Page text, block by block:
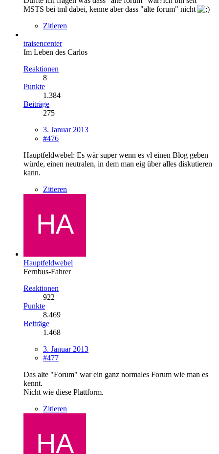
MSTS bei tml dabei, kenne aber dass "alte forum" nicht
Zitieren
traisencenter
Im Leben des Carlos
Reaktionen
8
Punkte
1.384
Beiträge
275
3. Januar 2013
#476
Hauptfeldwebel: Es wär super wenn es vl einen Blog geben
würde, einen neutralen, in dem man eig über alles diskutieren
kann.
Zitieren
Hauptfeldwebel
Fernbus-Fahrer
Reaktionen
922
Punkte
8.469
Beiträge
1.468
3. Januar 2013
#477
Das alte "Forum" war ein ganz normales Forum wie man es
kennt.
Nicht wie diese Plattform.
Zitieren